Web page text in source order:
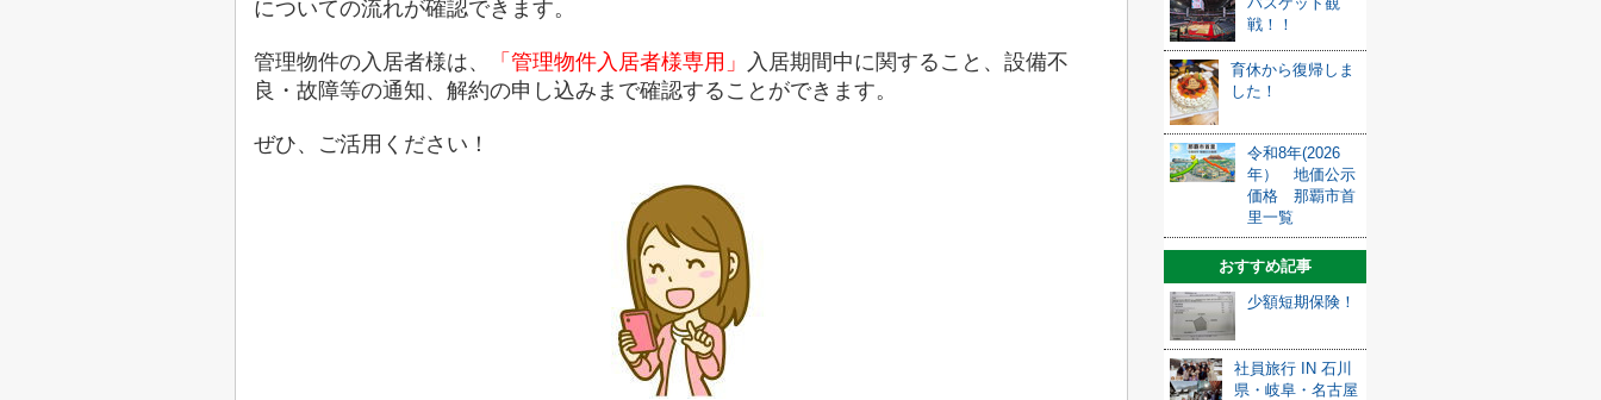
についての流れが確認できます。
管理物件の入居者様は、 「管理物件入居者様専用」 入居期間中に関すること、設備不
良・故障等の通知、解約の申し込みまで確認することができます。
ぜひ、ご活用ください！
戦！！
育休から復帰しま
した！
令和8年(2026
年） 地価公示
価格 那覇市首
里一覧
おすすめ記事
少額短期保険！
社員旅行 IN 石川
県・岐阜・名古屋